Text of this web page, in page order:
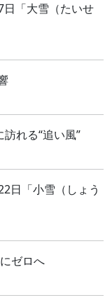
「大雪（たいせ
れる“追い風”
日「小雪（しょう
ゼロへ